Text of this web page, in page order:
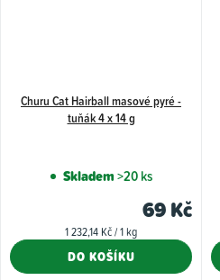
Churu Cat Hairball masové pyré -
tuňák 4 x 14 g
Skladem>20 ks
69 Kč
Měrná
1 232,14 Kč / 1 kg
DO KOŠÍKU